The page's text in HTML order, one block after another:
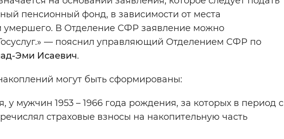
пенсионный фонд, в зависимости от места
умершего. В Отделение СФР заявление можно
— пояснил управляющий Отделением СФР по
Эми Исаевич.
могут быть сформированы:
у мужчин 1953 – 1966 года рождения, за которых в период с
страховые взносы на накопительную часть